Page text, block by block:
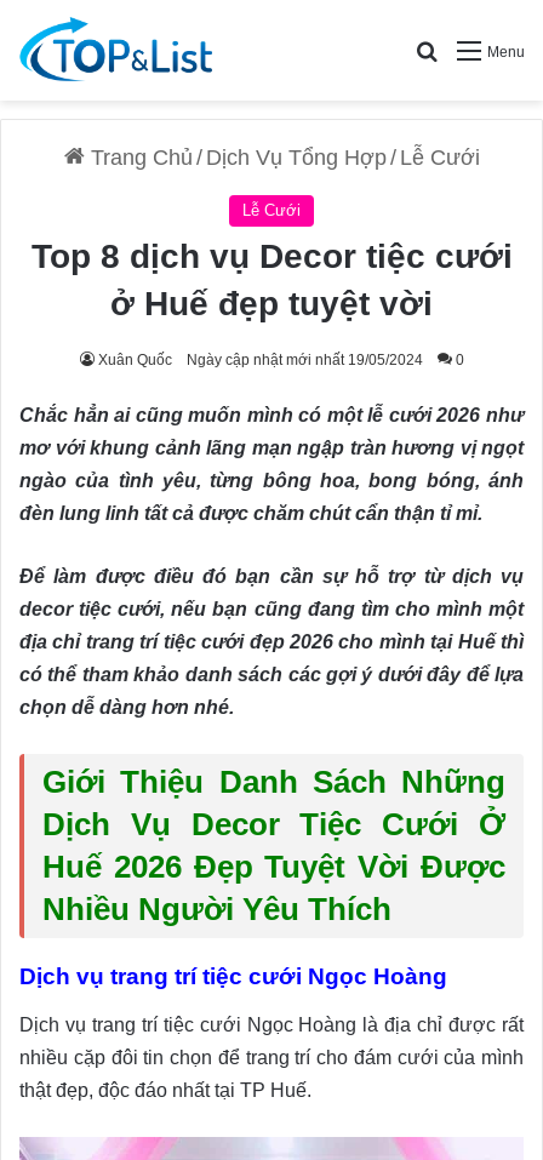
Menu
Search for
Trang Chủ / Dịch Vụ Tổng Hợp/ Lễ Cưới
Lễ Cưới
Top 8 dịch vụ Decor tiệc cưới
ở Huế đẹp tuyệt vời
Xuân Quốc Ngày cập nhật mới nhất 19/05/2024 0
Chắc hẳn ai cũng muốn mình có một lễ cưới 2026 như
mơ với khung cảnh lãng mạn ngập tràn hương vị ngọt
ngào của tình yêu, từng bông hoa, bong bóng, ánh
đèn lung linh tất cả được chăm chút cẩn thận tỉ mỉ.
Để làm được điều đó bạn cần sự hỗ trợ từ dịch vụ
decor tiệc cưới, nếu bạn cũng đang tìm cho mình một
địa chỉ trang trí tiệc cưới đẹp 2026 cho mình tại Huế thì
có thể tham khảo danh sách các gợi ý dưới đây để lựa
chọn dễ dàng hơn nhé.
Giới Thiệu Danh Sách Những
Dịch Vụ Decor Tiệc Cưới Ở
Huế 2026 Đẹp Tuyệt Vời Được
Nhiều Người Yêu Thích
Dịch vụ trang trí tiệc cưới Ngọc Hoàng
Dịch vụ trang trí tiệc cưới Ngọc Hoàng là địa chỉ được rất
nhiều cặp đôi tin chọn để trang trí cho đám cưới của mình
thật đẹp, độc đáo nhất tại TP Huế.